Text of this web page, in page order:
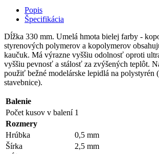
Popis
Špecifikácia
Dĺžka 330 mm. Umelá hmota bielej farby -
styrenových polymerov a kopolymerov
kaučuk. Má výrazne vyššiu odolnosť oproti
vyššiu pevnosť a stálosť za zvýšených teplôt.
použiť bežné modelárske lepidlá na polystyrén
stavebnice).
Balenie
Počet kusov v balení 1
Rozmery
Hrúbka
0,5 mm
Šírka
2,5 mm